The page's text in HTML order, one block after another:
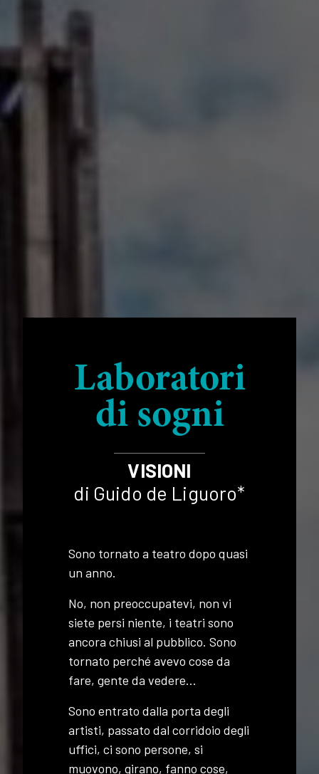
Laboratori
di sogni
VISIONI
di Guido de Liguoro*
Sono tornato a teatro dopo quasi
un anno.
No, non preoccupatevi, non vi
siete persi niente, i teatri sono
ancora chiusi al pubblico. Sono
tornato perché avevo cose da
fare, gente da vedere…
Sono entrato dalla porta degli
artisti, passato dal corridoio degli
uffici, ci sono persone, si
muovono, girano, fanno cose,